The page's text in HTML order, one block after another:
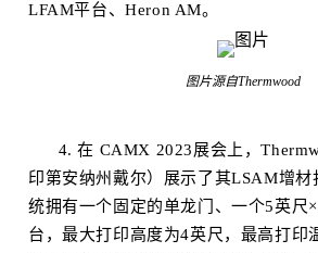
LFAM平台、Heron AM。
图片源自Thermwood
4. 在 CAMX 2023展会上，
印第安纳州戴尔）展示了其LSAM增材
统拥有一个固定的单龙门、一个5英尺
台，最大打印高度为4英尺，最高打印